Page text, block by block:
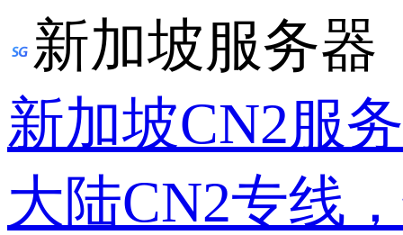
新加坡服务器
新加坡CN2服
大陆CN2专线